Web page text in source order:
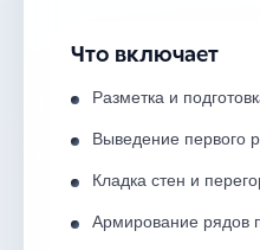
Что включает
Разметка и
Выведение первого
Кладка стен и
Армирование рядов